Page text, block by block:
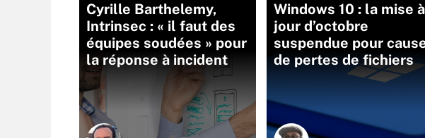
Cyrille Barthelemy,
Intrinsec : « il faut des
équipes soudées » pour
la réponse à incident
Windows 10 : la mise à
jour d’octobre
suspendue pour
de pertes de fichiers